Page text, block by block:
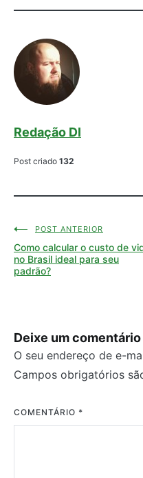
Redação DI
Post criado 132
Navegação
de
POST ANTERIOR
Como calcular o custo de
no Brasil ideal para seu
padrão?
Deixe um comentário
O seu endereço de e-
Campos obrigatórios
COMENTÁRIO *